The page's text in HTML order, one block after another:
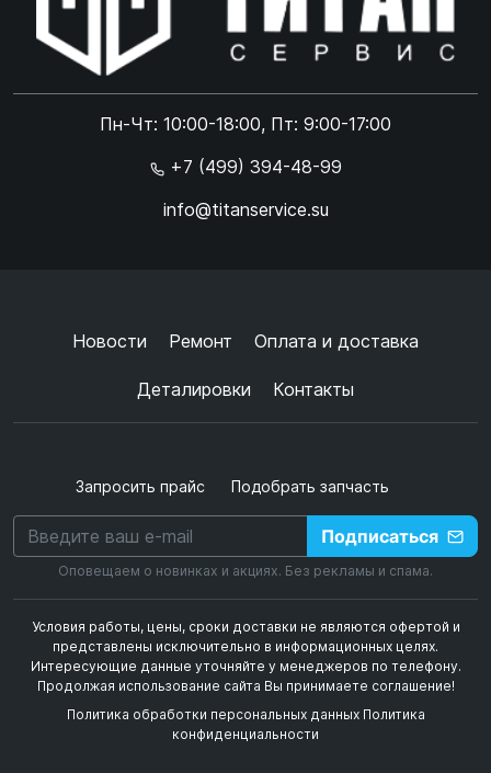
Пн-Чт: 10:00-18:00, Пт: 9:00-17:00
+7 (499) 394-48-99
info@titanservice.su
Новости Ремонт Оплата и доставка
Деталировки Контакты
Запросить прайс Подобрать запчасть
Подписаться
Оповещаем о новинках и акциях. Без рекламы и спама.
Условия работы, цены, сроки доставки не являются офертой и
представлены исключительно в информационных целях.
Интересующие данные уточняйте у менеджеров по телефону.
Продолжая использование сайта Вы принимаете соглашение!
Политика обработки персональных данных Политика
конфиденциальности
Online чат
Online чат